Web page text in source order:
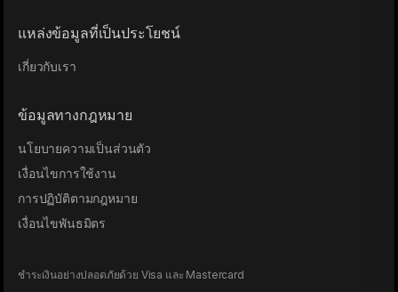
แหล่งข้อมูลที่เป็นประโยชน์
เกี่ยวกับเรา
ข้อมูลทางกฎหมาย
นโยบายความเป็นส่วนตัว
เงื่อนไขการใช้งาน
การปฏิบัติตามกฎหมาย
เงื่อนไขพันธมิตร
ชำระเงินอย่างปลอดภัยด้วย Visa และ Mastercard